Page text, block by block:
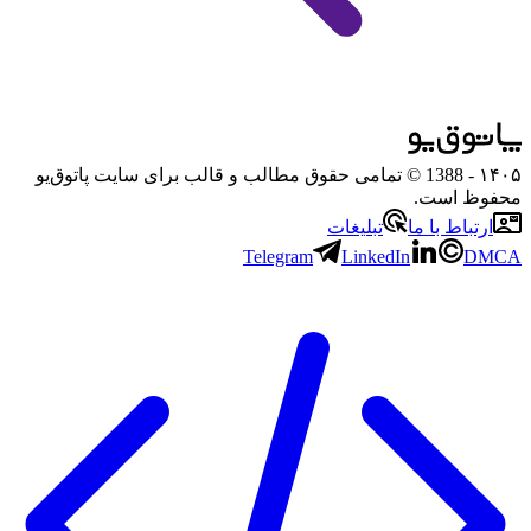
۱۴۰۵
- 1388 © تمامی حقوق مطالب و قالب برای سایت پاتوق‌یو
محفوظ است.
ارتباط با ما
تبلیغات
Telegram
LinkedIn DMCA